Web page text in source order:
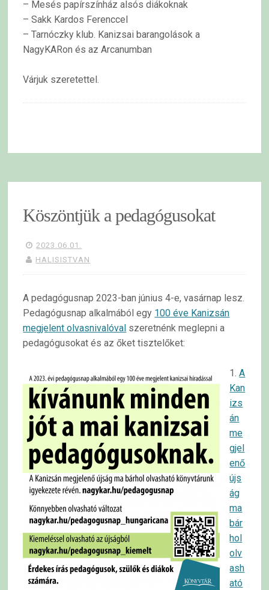
– Mesés papírszínház alsós diákoknak
– Sakk Kardos Ferenccel
– Tarnóczky klub. Kanizsai barangolások a
NagyKARon és az Arcanumban
Várjuk szeretettel.
Köszöntjük a pedagógusokat
2023.06.01.
HALISISTVAN
A pedagógusnap 2023-ban június 4-e, vasárnap lesz.
Pedagógusnap alkalmából egy 100 éve Kanizsán
megjelent olvasnivalóval szeretnénk meglepni a
pedagógusokat és az őket tisztelőket:
1.A
Kan
izs
án
me
gjel
enő
újs
ág
ma
bár
hol
olv
ash
ató